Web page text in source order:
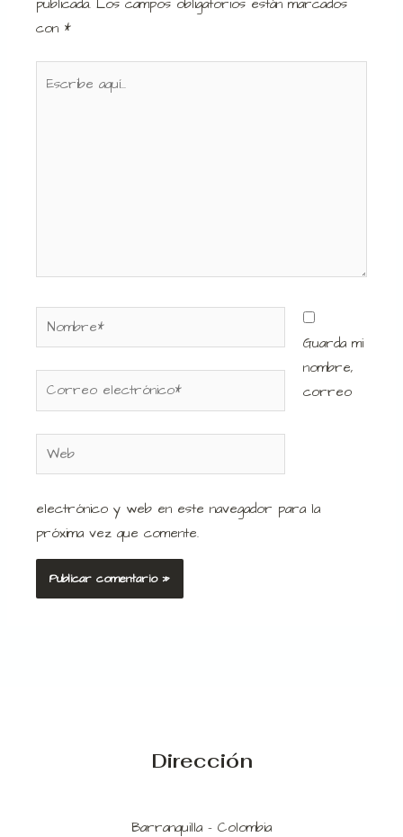
publicada. Los campos obligatorios están marcados
con *
Nombre*
Correo
Web
Guarda mi
nombre,
correo
electrónico y web en este navegador para la
próxima vez que comente.
Dirección
Barranquilla - Colombia